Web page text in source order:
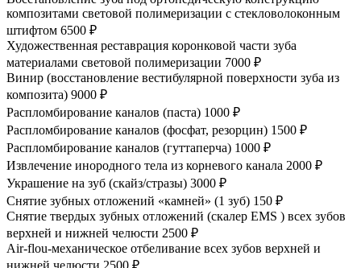
композитами световой полимеризации с стекловолоконным
штифтом 6500 ₽
Художественная реставрация коронковой части зуба
материалами световой полимеризации 7000 ₽
Винир (восстановление вестибулярной поверхности зуба из
композита) 9000 ₽
Распломбирование каналов (паста) 1000 ₽
Распломбирование каналов (фосфат, резорцин) 1500 ₽
Распломбирование каналов (гуттаперча) 1000 ₽
Извлечение инородного тела из корневого канала 2000 ₽
Украшение на зуб (cкайз/cтразы) 3000 ₽
Снятие зубных отложений «камней» (1 зуб) 150 ₽
Снятие твердых зубных отложений (скалер EMS ) всех зубов
верхней и нижней челюсти 2500 ₽
Air-flou-механическое отбеливание всех зубов верхней и
нижней челюсти 2500 ₽